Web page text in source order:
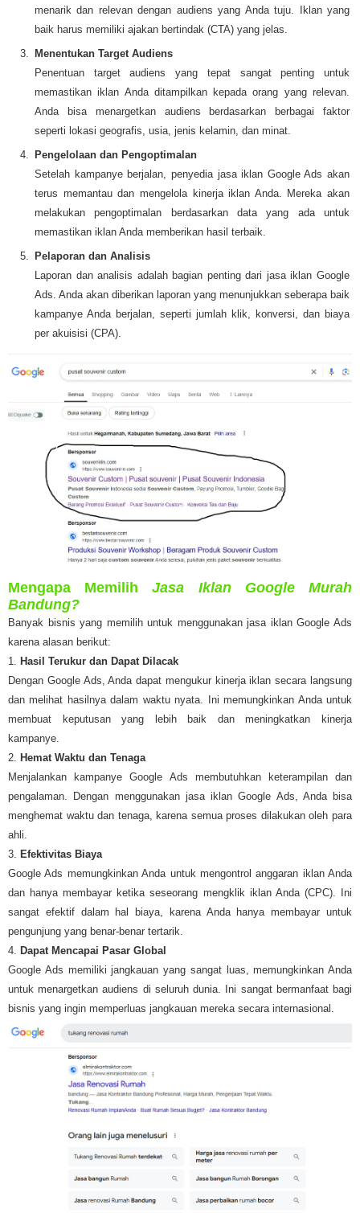
menarik dan relevan dengan audiens yang Anda tuju. Iklan yang
baik harus memiliki ajakan bertindak (CTA) yang jelas.
Menentukan Target Audiens
Penentuan target audiens yang tepat sangat penting untuk
memastikan iklan Anda ditampilkan kepada orang yang relevan.
Anda bisa menargetkan audiens berdasarkan berbagai faktor
seperti lokasi geografis, usia, jenis kelamin, dan minat.
Pengelolaan dan Pengoptimalan
Setelah kampanye berjalan, penyedia jasa iklan Google Ads akan
terus memantau dan mengelola kinerja iklan Anda. Mereka akan
melakukan pengoptimalan berdasarkan data yang ada untuk
memastikan iklan Anda memberikan hasil terbaik.
Pelaporan dan Analisis
Laporan dan analisis adalah bagian penting dari jasa iklan Google
Ads. Anda akan diberikan laporan yang menunjukkan seberapa baik
kampanye Anda berjalan, seperti jumlah klik, konversi, dan biaya
per akuisisi (CPA).
Mengapa Memilih Jasa Iklan Google Murah
Bandung?
Banyak bisnis yang memilih untuk menggunakan jasa iklan Google Ads
karena alasan berikut:
1.
Hasil Terukur dan Dapat Dilacak
Dengan Google Ads, Anda dapat mengukur kinerja iklan secara langsung
dan melihat hasilnya dalam waktu nyata. Ini memungkinkan Anda untuk
membuat keputusan yang lebih baik dan meningkatkan kinerja
kampanye.
2.
Hemat Waktu dan Tenaga
Menjalankan kampanye Google Ads membutuhkan keterampilan dan
pengalaman. Dengan menggunakan jasa iklan Google Ads, Anda bisa
menghemat waktu dan tenaga, karena semua proses dilakukan oleh para
ahli.
3.
Efektivitas Biaya
Google Ads memungkinkan Anda untuk mengontrol anggaran iklan Anda
dan hanya membayar ketika seseorang mengklik iklan Anda (CPC). Ini
sangat efektif dalam hal biaya, karena Anda hanya membayar untuk
pengunjung yang benar-benar tertarik.
4.
Dapat Mencapai Pasar Global
Google Ads memiliki jangkauan yang sangat luas, memungkinkan Anda
untuk menargetkan audiens di seluruh dunia. Ini sangat bermanfaat bagi
bisnis yang ingin memperluas jangkauan mereka secara internasional.